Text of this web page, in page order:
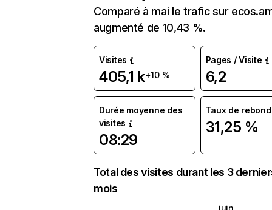
Comparé à mai le trafic sur
augmenté de 10,43 %.
Visites
405,1 k+10 %
Pages / Visite
6,2
Durée moyenne des
visites
08:29
Taux de rebond
31,25 %
Total des visites durant les 3
mois
juin